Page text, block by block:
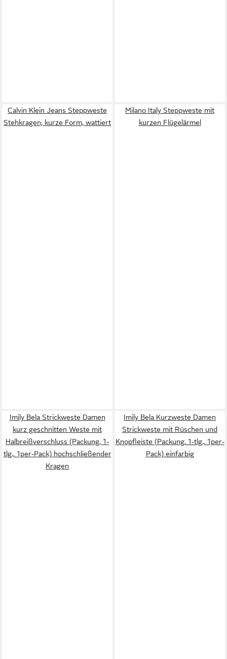
Calvin Klein Jeans Steppweste
Stehkragen, kurze Form, wattiert
Milano Italy Steppweste mit
kurzen Flügelärmel
Imily Bela Strickweste Damen
kurz geschnitten Weste mit
Halbreißverschluss (Packung, 1-
tlg., 1per-Pack) hochschließender
Kragen
Imily Bela Kurzweste Damen
Strickweste mit Rüschen und
Knopfleiste (Packung, 1-tlg., 1per-
Pack) einfarbig